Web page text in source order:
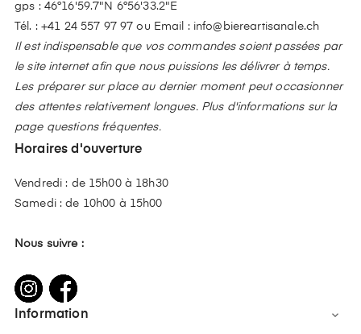
gps : 46°16'59.7"N 6°56'33.2"E
Tél. : +41 24 557 97 97 ou Email : info@biereartisanale.ch
Il est indispensable que vos commandes soient passées par
le site internet afin que nous puissions les délivrer à temps.
Les préparer sur place au dernier moment peut occasionner
des attentes relativement longues. Plus d'informations sur la
page questions fréquentes.
Horaires d'ouverture
Vendredi : de 15h00 à 18h30
Samedi : de 10h00 à 15h00
Nous suivre :
Information 